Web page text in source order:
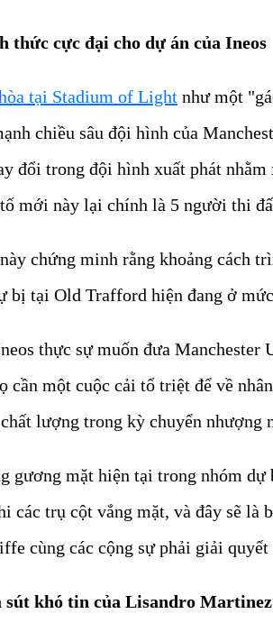
thức cực đại cho dự án của Ineos
tại Stadium of Light như một
chiều sâu đội hình của
đổi trong đội hình xuất phát
mới này lại chính là 5 người thi
chứng minh rằng khoảng cách
bị tại Old Trafford hiện đang ở
thực sự muốn đưa
cần một cuộc cải tổ triệt để về
lượng trong kỳ chuyển nhượng
gương mặt hiện tại trong nhóm
các trụ cột vắng mặt, và đây sẽ là
cùng các cộng sự phải giải quyết
sút khó tin của Lisandro Martinez